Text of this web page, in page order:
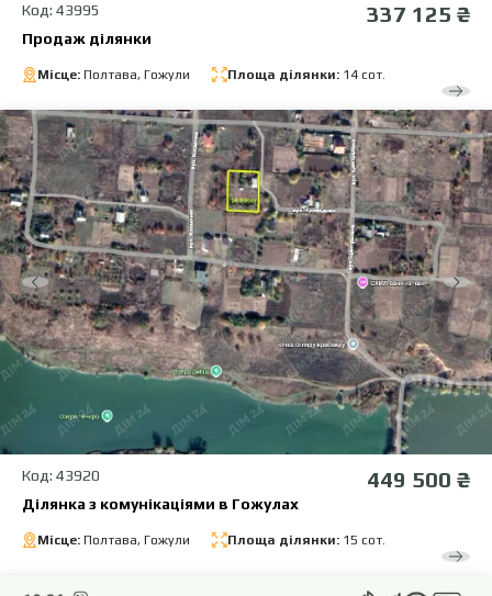
Код: 43995 337 125 ₴
Продаж ділянки
Місце: Полтава, Гожули Площа ділянки: 14 сот.
Код: 43920 449 500 ₴
Ділянка з комунікаціями в Гожулах
Місце: Полтава, Гожули Площа ділянки: 15 сот.